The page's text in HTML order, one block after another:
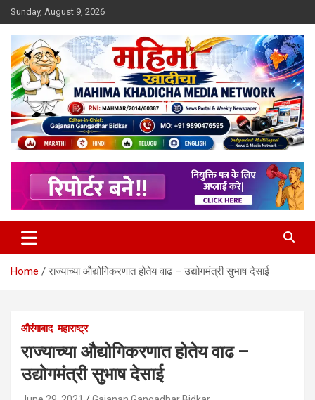
Skip
to
content
Sunday, August 9, 2026
Mahimakhadicha
Home राज्याच्या औद्योगिकरणात होतेय वाढ – उद्योगमंत्री सुभाष देसाई
औरंगाबाद महाराष्ट्र
राज्याच्या औद्योगिकरणात होतेय वाढ –
उद्योगमंत्री सुभाष देसाई